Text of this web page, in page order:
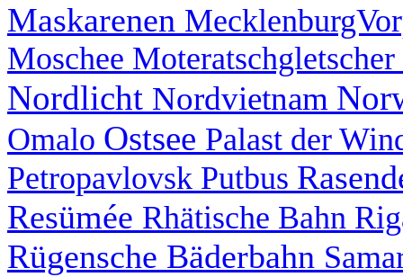
Maskarenen
Moschee Moteratschgletscher
Nordlicht Nordvietnam
Omalo Ostsee Palast der
Petropavlovsk Putbus
Resümée Rhätische Bahn
Rügensche Bäderbahn